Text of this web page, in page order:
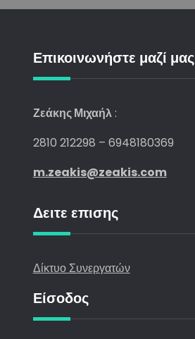
Επικοινωνήστε μαζί μας
Ζεάκης Μιχαήλ:
2810 212298 – 6948180369
m.zeakis@zeakis.com
Δειτε επισης
Δίκτυο Συνεργατών
Είσοδος